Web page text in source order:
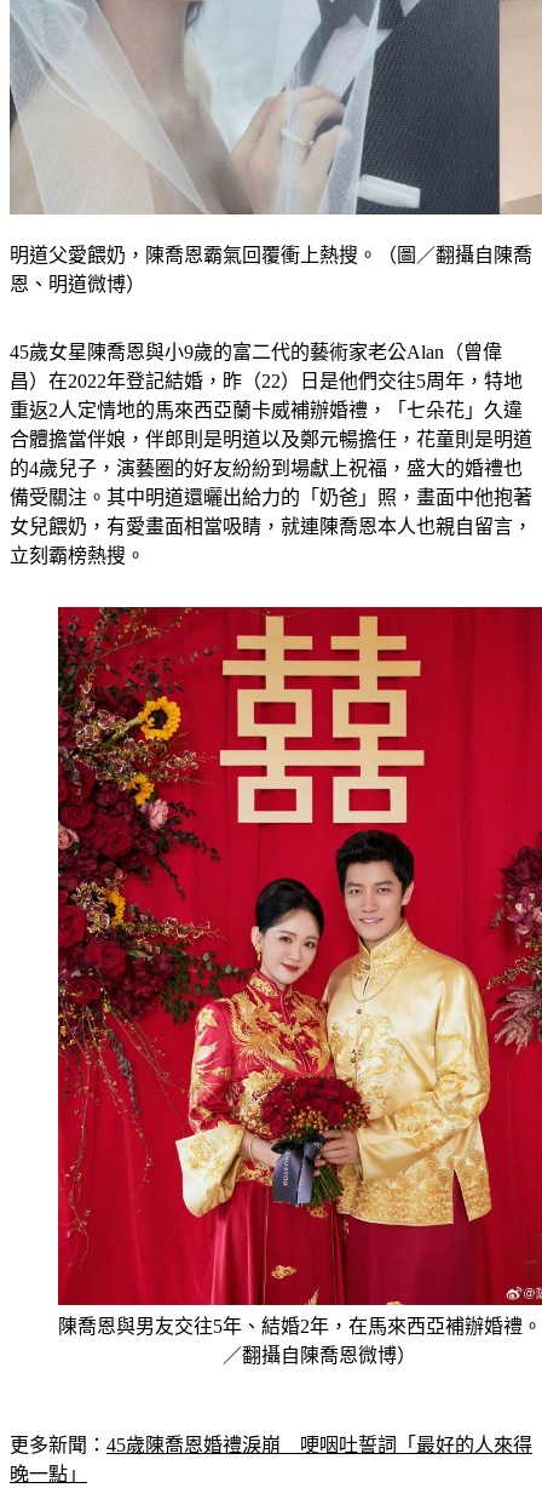
明道父愛餵奶，陳喬恩霸氣回覆衝上熱搜。（圖／翻攝自陳喬
恩、明道微博）
45歲女星陳喬恩與小9歲的富二代的藝術家老公Alan（曾偉
昌）在2022年登記結婚，昨（22）日是他們交往5周年，特地
重返2人定情地的馬來西亞蘭卡威補辦婚禮，「七朵花」久違
合體擔當伴娘，伴郎則是明道以及鄭元暢擔任，花童則是明道
的4歲兒子，演藝圈的好友紛紛到場獻上祝福，盛大的婚禮也
備受關注。其中明道還曬出給力的「奶爸」照，畫面中他抱著
女兒餵奶，有愛畫面相當吸睛，就連陳喬恩本人也親自留言，
立刻霸榜熱搜。
陳喬恩與男友交往5年、結婚2年，在馬來西亞補辦婚禮
／翻攝自陳喬恩微博）
更多新聞： 45歲陳喬恩婚禮淚崩　哽咽吐誓詞「最好的人來得
晚一點」